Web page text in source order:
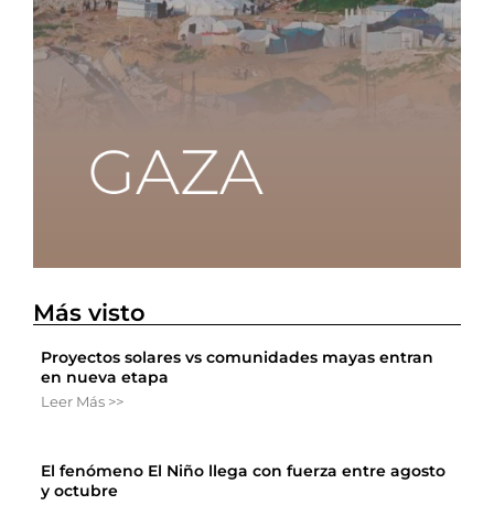
Más visto
Proyectos solares vs comunidades mayas entran
en nueva etapa
Leer Más >>
El fenómeno El Niño llega con fuerza entre agosto
y octubre